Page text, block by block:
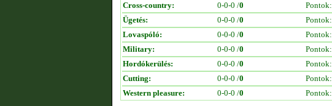
Cross-country:
0-0-0 /0 Pontok:
Ügetés:
0-0-0 /0 Pontok:
Lovaspóló:
0-0-0 /0 Pontok:
Military:
0-0-0 /0 Pontok:
Hordókerülés:
0-0-0 /0 Pontok:
Cutting:
0-0-0 /0 Pontok:
Western pleasure:
0-0-0 /0 Pontok: